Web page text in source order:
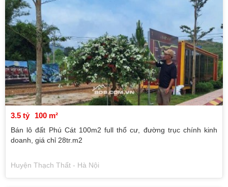
3.5 tỷ 100 m²
Bán lô đất Phú Cát 100m2 full thổ cư, đường trục chính kinh
doanh, giá chỉ 28tr.m2
Huyện Thạch Thất - Hà Nội